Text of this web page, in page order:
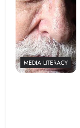
MEDIA LITERACY